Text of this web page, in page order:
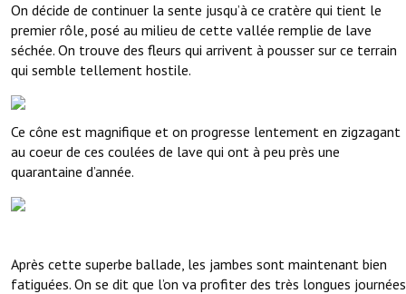
On décide de continuer la sente jusqu’à ce cratère qui tient le
premier rôle, posé au milieu de cette vallée remplie de lave
séchée. On trouve des fleurs qui arrivent à pousser sur ce terrain
qui semble tellement hostile.
Ce cône est magnifique et on progresse lentement en zigzagant
au coeur de ces coulées de lave qui ont à peu près une
quarantaine d’année.
Après cette superbe ballade, les jambes sont maintenant bien
fatiguées. On se dit que l’on va profiter des très longues journées